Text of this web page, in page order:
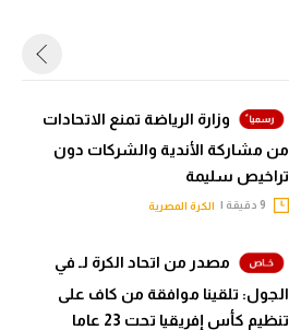
وزارة الرياضة تمنع الاتحادات
من مشاركة الأندية والشركات دون
تراخيص سليمة
الكرة المصرية
مصدر من اتحاد الكرة لـ في
الجول: تلقينا موافقة من كاف على
تنظيم كأس إفريقيا تحت 23 عاما